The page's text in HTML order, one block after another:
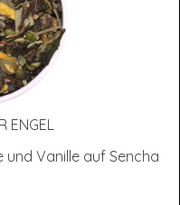
ENGEL
und Vanille auf Sencha